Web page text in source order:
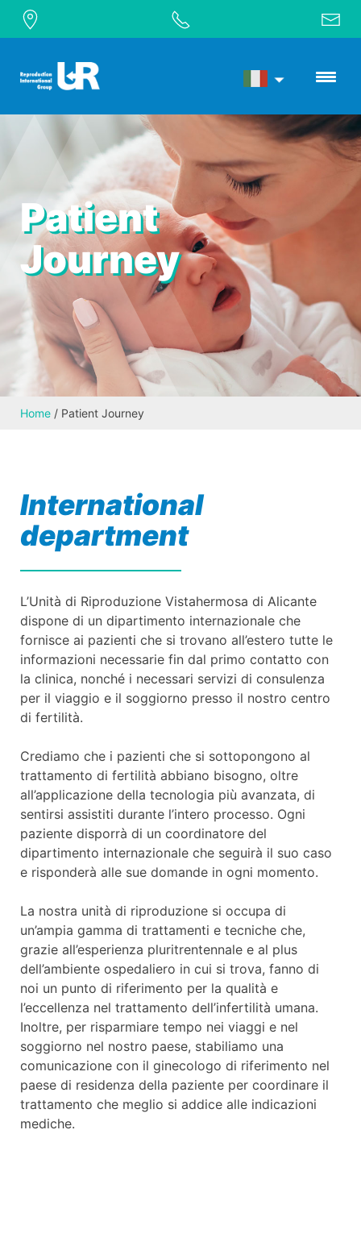
Patient
Journey
Home / Patient Journey
International
department
L’Unità di Riproduzione Vistahermosa di Alicante
dispone di un dipartimento internazionale che
fornisce ai pazienti che si trovano all’estero tutte le
informazioni necessarie fin dal primo contatto con
la clinica, nonché i necessari servizi di consulenza
per il viaggio e il soggiorno presso il nostro centro
di fertilità.
Crediamo che i pazienti che si sottopongono al
trattamento di fertilità abbiano bisogno, oltre
all’applicazione della tecnologia più avanzata, di
sentirsi assistiti durante l’intero processo. Ogni
paziente disporrà di un coordinatore del
dipartimento internazionale che seguirà il suo caso
e risponderà alle sue domande in ogni momento.
La nostra unità di riproduzione si occupa di
un’ampia gamma di trattamenti e tecniche che,
grazie all’esperienza pluritrentennale e al plus
dell’ambiente ospedaliero in cui si trova, fanno di
noi un punto di riferimento per la qualità e
l’eccellenza nel trattamento dell’infertilità umana.
Inoltre, per risparmiare tempo nei viaggi e nel
soggiorno nel nostro paese, stabiliamo una
comunicazione con il ginecologo di riferimento nel
paese di residenza della paziente per coordinare il
trattamento che meglio si addice alle indicazioni
mediche.